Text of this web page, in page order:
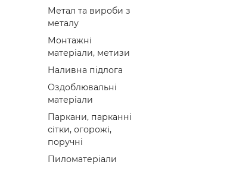
Метал та вироби з
металу
Монтажні
матеріали, метизи
Наливна підлога
Оздоблювальні
матеріали
Паркани, парканні
сітки, огорожі,
поручні
Пиломатеріали